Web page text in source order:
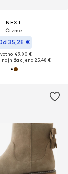
NEXT
Čizme
35,28 €
49,00 €
najniža cijena:25,48 €